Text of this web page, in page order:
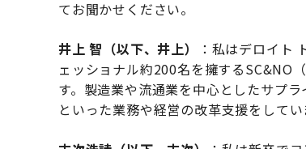
てお聞かせください。
井上 智（以下、井上）
：私はデロイト
ェッショナル約200名を擁する
す。製造業や流通業を中心としたサプ
といった業務や経営の改革支援をしてい